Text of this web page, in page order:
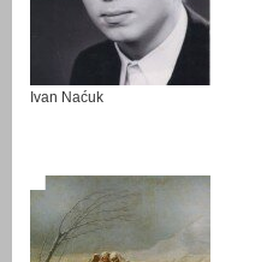
Ivan Naćuk